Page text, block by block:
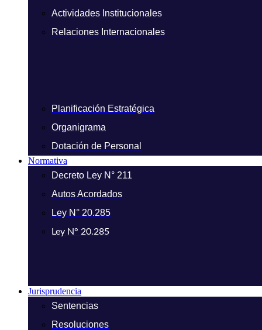
Actividades Institucionales
Relaciones Internacionales
Planificación Estratégica
Organigrama
Dotación de Personal
Normativa
Decreto Ley N° 211
Autos Acordados
Ley N° 20.285
Ley N° 20.285
Jurisprudencia
Sentencias
Resoluciones